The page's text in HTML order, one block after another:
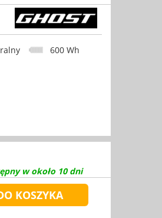
600 Wh
w około 10 dni